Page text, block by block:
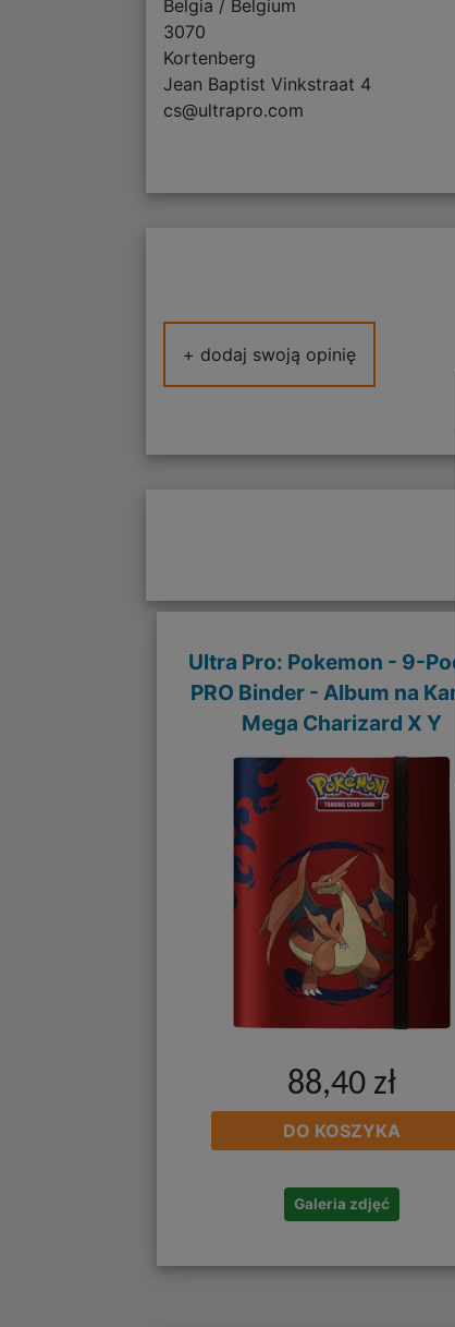
Belgia / Belgium
3070
Kortenberg
Jean Baptist Vinkstraat 4
cs@ultrapro.com
+ dodaj swoją opinię
Ultra Pro: Pokemon - 9-
PRO Binder - Album na
Mega Charizard X Y
88,40 zł
DO KOSZYKA
Galeria zdjęć